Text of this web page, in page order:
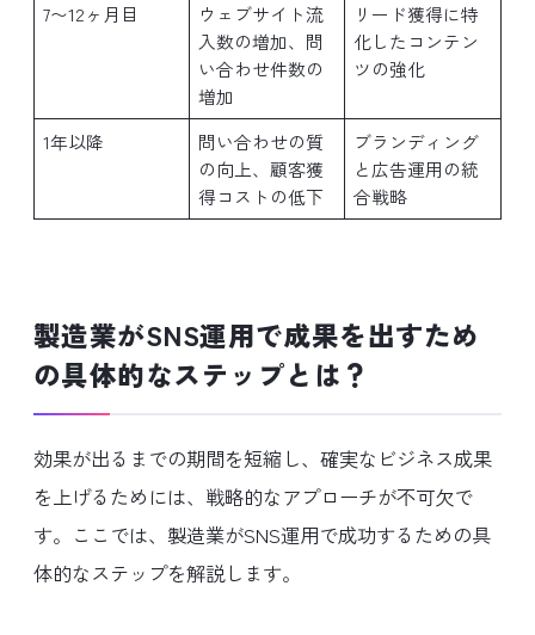
7〜12ヶ月目
ウェブサイト流
入数の増加、問
い合わせ件数の
増加
リード獲得に特
化したコンテン
ツの強化
1年以降
問い合わせの質
の向上、顧客獲
得コストの低下
ブランディング
と広告運用の統
合戦略
製造業がSNS運用で成果を出すため
の具体的なステップとは？
効果が出るまでの期間を短縮し、確実なビジネス成果
を上げるためには、戦略的なアプローチが不可欠で
す。ここでは、製造業がSNS運用で成功するための具
体的なステップを解説します。